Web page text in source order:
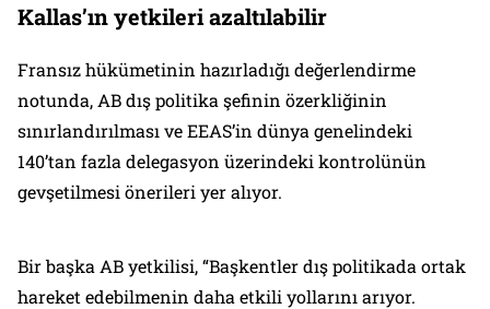
Kallas’ın yetkileri azaltılabilir
Fransız hükümetinin hazırladığı değerlendirme
notunda, AB dış politika şefinin özerkliğinin
sınırlandırılması ve EEAS’in dünya genelindeki
140’tan fazla delegasyon üzerindeki kontrolünün
gevşetilmesi önerileri yer alıyor.
Bir başka AB yetkilisi, “Başkentler dış politikada ortak
hareket edebilmenin daha etkili yollarını arıyor.